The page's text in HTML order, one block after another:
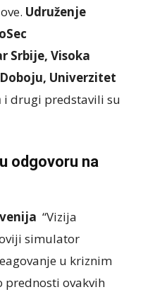
Udruženje
Srbije, Visoka
Univerzitet
i drugi predstavili su
odgovoru na
“Vizija
simulator
u kriznim
prednosti ovakvih